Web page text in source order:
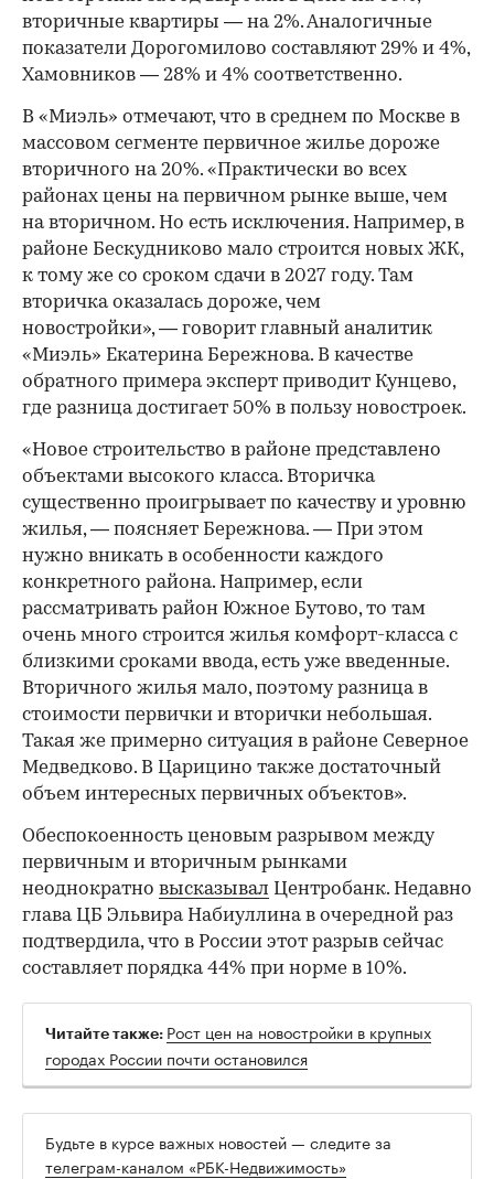
вторичные квартиры — на 2%. Аналогичные
показатели Дорогомилово составляют 29% и 4%,
Хамовников — 28% и 4% соответственно.
В «Миэль» отмечают, что в среднем по Москве в
массовом сегменте первичное жилье дороже
вторичного на 20%. «Практически во всех
районах цены на первичном рынке выше, чем
на вторичном. Но есть исключения. Например, в
районе Бескудниково мало строится новых ЖК,
к тому же со сроком сдачи в 2027 году. Там
вторичка оказалась дороже, чем
новостройки», — говорит главный аналитик
«Миэль» Екатерина Бережнова. В качестве
обратного примера эксперт приводит Кунцево,
где разница достигает 50% в пользу новостроек.
«Новое строительство в районе представлено
объектами высокого класса. Вторичка
существенно проигрывает по качеству и уровню
жилья, — поясняет Бережнова. — При этом
нужно вникать в особенности каждого
конкретного района. Например, если
рассматривать район Южное Бутово, то там
очень много строится жилья комфорт-класса с
близкими сроками ввода, есть уже введенные.
Вторичного жилья мало, поэтому разница в
стоимости первички и вторички небольшая.
Такая же примерно ситуация в районе Северное
Медведково. В Царицино также достаточный
объем интересных первичных объектов».
Обеспокоенность ценовым разрывом между
первичным и вторичным рынками
неоднократно высказывал Центробанк. Недавно
глава ЦБ Эльвира Набиуллина в очередной раз
подтвердила, что в России этот разрыв сейчас
составляет порядка 44% при норме в 10%.
Читайте также: Рост цен на новостройки в крупных
городах России почти остановился
Будьте в курсе важных новостей — следите за
телеграм-каналом «РБК-Недвижимость»